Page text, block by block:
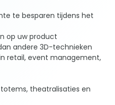
te besparen tijdens het
op uw product
andere 3D-technieken
retail, event management,
totems, theatralisaties en